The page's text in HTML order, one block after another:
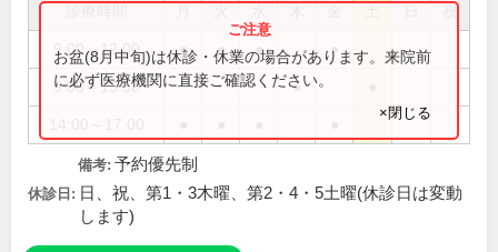
祝
9:00～12:00 ● ● ● ●
9:00～13:30 ●
お盆(8月中旬)は休診・休業の場合があります。来院前
に必ず医療機関に直接ご確認ください。
×閉じる
備考: 予約優先制
休診日: 日、祝、第1・3木曜、第2・4・5土曜(休診日は変動
します)